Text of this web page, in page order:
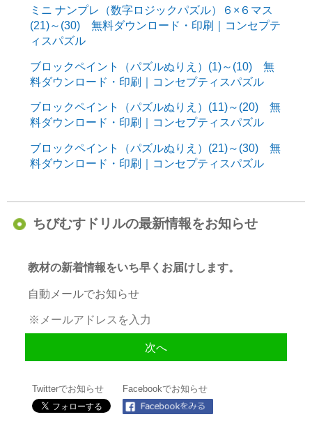
ミニ ナンプレ（数字ロジックパズル）６×６マス
(21)～(30) 無料ダウンロード・印刷｜コンセプテ
ィスパズル
ブロックペイント（パズルぬりえ）(1)～(10) 無
料ダウンロード・印刷｜コンセプティスパズル
ブロックペイント（パズルぬりえ）(11)～(20) 無
料ダウンロード・印刷｜コンセプティスパズル
ブロックペイント（パズルぬりえ）(21)～(30) 無
料ダウンロード・印刷｜コンセプティスパズル
ちびむすドリルの最新情報をお知らせ
教材の新着情報をいち早くお届けします。
自動メールでお知らせ
Twitterでお知らせ Facebookでお知らせ